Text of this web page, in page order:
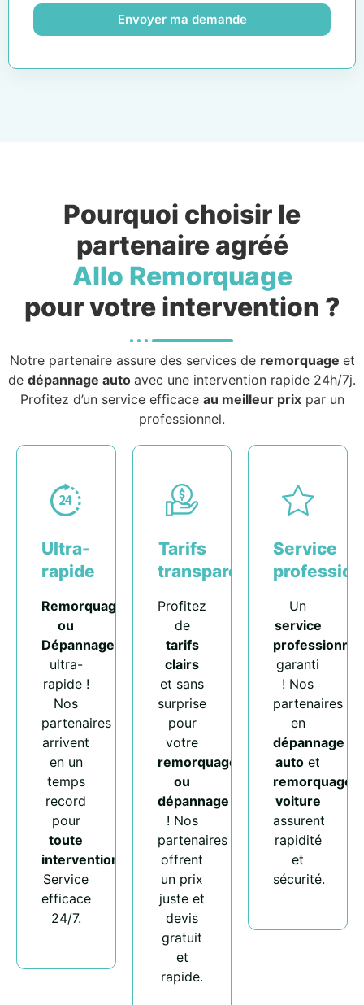
Envoyer ma demande
Pourquoi choisir le
partenaire agréé
Allo Remorquage
pour votre intervention ?
Notre partenaire assure des services de remorquage et
de dépannage auto avec une intervention rapide 24h/7j.
Profitez d’un service efficace au meilleur prixpar un
professionnel.
Ultra-
rapide
Remorquage
ou
Dépannage
ultra-
rapide !
Nos
partenaires
arrivent
en un
temps
record
pour
toute
intervention
Service
efficace
24/7.
Tarifs
transparents
Profitez
de
tarifs
clairs
et sans
surprise
pour
votre
remorquage
ou
dépannage
! Nos
partenaires
offrent
un prix
juste et
devis
gratuit
et
rapide.
Service
Un
service
professionnel
garanti
! Nos
partenaires
en
dépannage
auto et
remorquage
voiture
assurent
rapidité
et
sécurité.